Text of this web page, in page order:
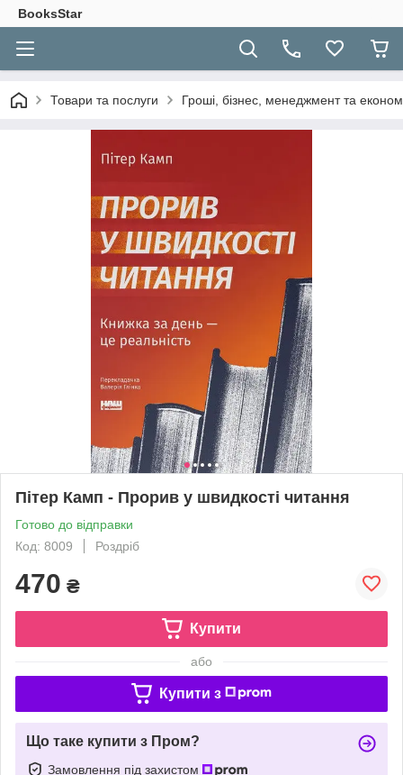
BooksStar
Товари та послуги Гроші, бізнес, менеджмент та
Пітер Камп - Прорив у швидкості читання
Готово до відправки
Код: 8009
Роздріб
470 ₴
Купити
або
Купити з
Що таке купити з Пром?
Замовлення під захистом